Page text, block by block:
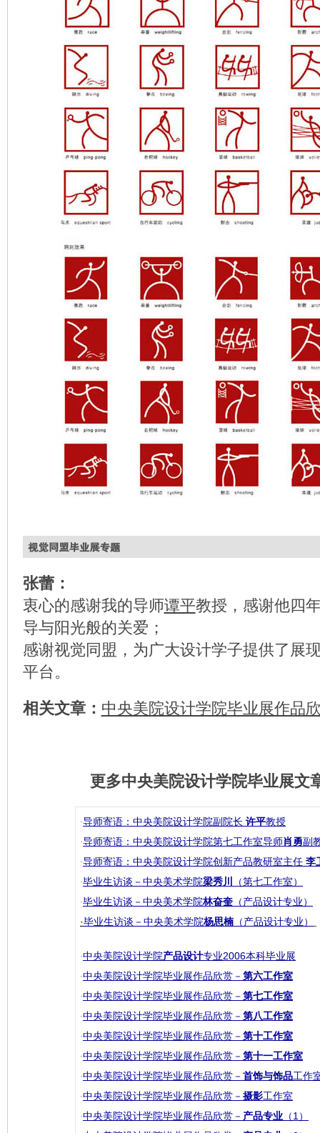
张蕾：
衷心的感谢我的导师谭平教授，感谢他四
导与阳光般的关爱；
感谢视觉同盟，为广大设计学子提供了展
平台。
相关文章： 中央美院设计学院毕业展作品
更多中央美院设计学院毕业展文
·导师寄语：中央美院设计学院副院长 许平教授
·导师寄语：中央美院设计学院第七工作室导师肖勇副
·导师寄语：中央美院设计学院创新产品教研室主任 李
·毕业生访谈－中央美术学院梁秀川 （第七工作室）
·毕业生访谈－中央美术学院林奋奎 （产品设计专业）
·毕业生访谈－中央美术学院杨思楠（产品设计专业）
·中央美院设计学院产品设计专业2006本科毕业展
·中央美院设计学院毕业展作品欣赏－ 第六工作室
·中央美院设计学院毕业展作品欣赏－ 第七工作室
·中央美院设计学院毕业展作品欣赏－ 第八工作室
·中央美院设计学院毕业展作品欣赏－ 第十工作室
·中央美院设计学院毕业展作品欣赏－ 第十一工作室
·中央美院设计学院毕业展作品欣赏－ 首饰与饰品工作
·中央美院设计学院毕业展作品欣赏－ 摄影工作室
·中央美院设计学院毕业展作品欣赏－ 产品专业 （1）